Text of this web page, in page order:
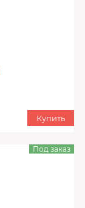
Купить
Под заказ